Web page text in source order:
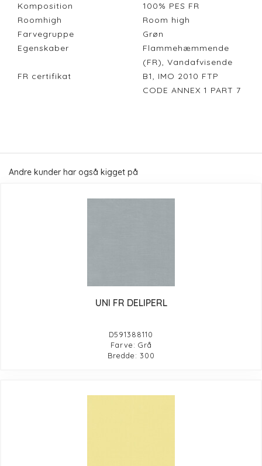
Komposition
100% PES FR
Roomhigh
Room high
Farvegruppe
Grøn
Egenskaber
Flammehæmmende
(FR), Vandafvisende
FR certifikat
B1, IMO 2010 FTP
CODE ANNEX 1 PART 7
Andre kunder har også kigget på
UNI FR DELIPERL
D591388110
Farve: Grå
Bredde: 300